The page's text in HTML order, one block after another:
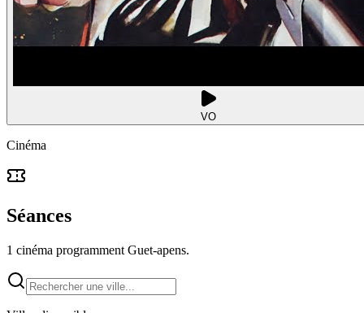
VO
Cinéma
Séances
1 cinéma programment Guet-apens.